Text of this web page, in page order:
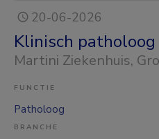
20-06-2026
Klinisch patholoog
Martini Ziekenhuis,
FUNCTIE
Patholoog
BRANCHE